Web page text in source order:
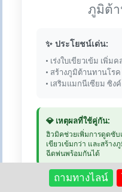
ภูมิต้
✨ ประโยชน์เด่น:
• เร่งใบเขียวเข้ม เพิ่ม
• สร้างภูมิต้านทานโรค
• เสริมแมกนีเซียม ซิงค์
💎 เหตุผลที่ใช้คู่กัน:
ฮิวมิคช่วยเพิ่มการดูดซั
เขียวเข้มกว่า และสร้า
ฉีดพ่นพร้อมกันได้
💰 แม็กซ่า:
ถามทางไลน์